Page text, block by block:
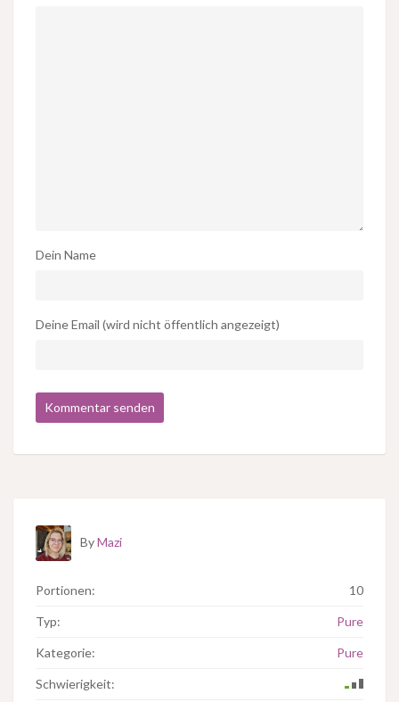
Dein Name
Deine Email (wird nicht öffentlich angezeigt)
ByMazi
Portionen: 10
Typ: Pure
Kategorie: Pure
Schwierigkeit: